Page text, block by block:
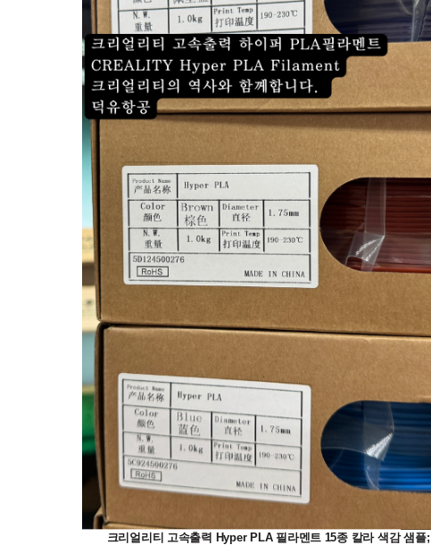
크리얼리티 고속출력 Hyper PLA 필라멘트 15종 칼라 색감 샘